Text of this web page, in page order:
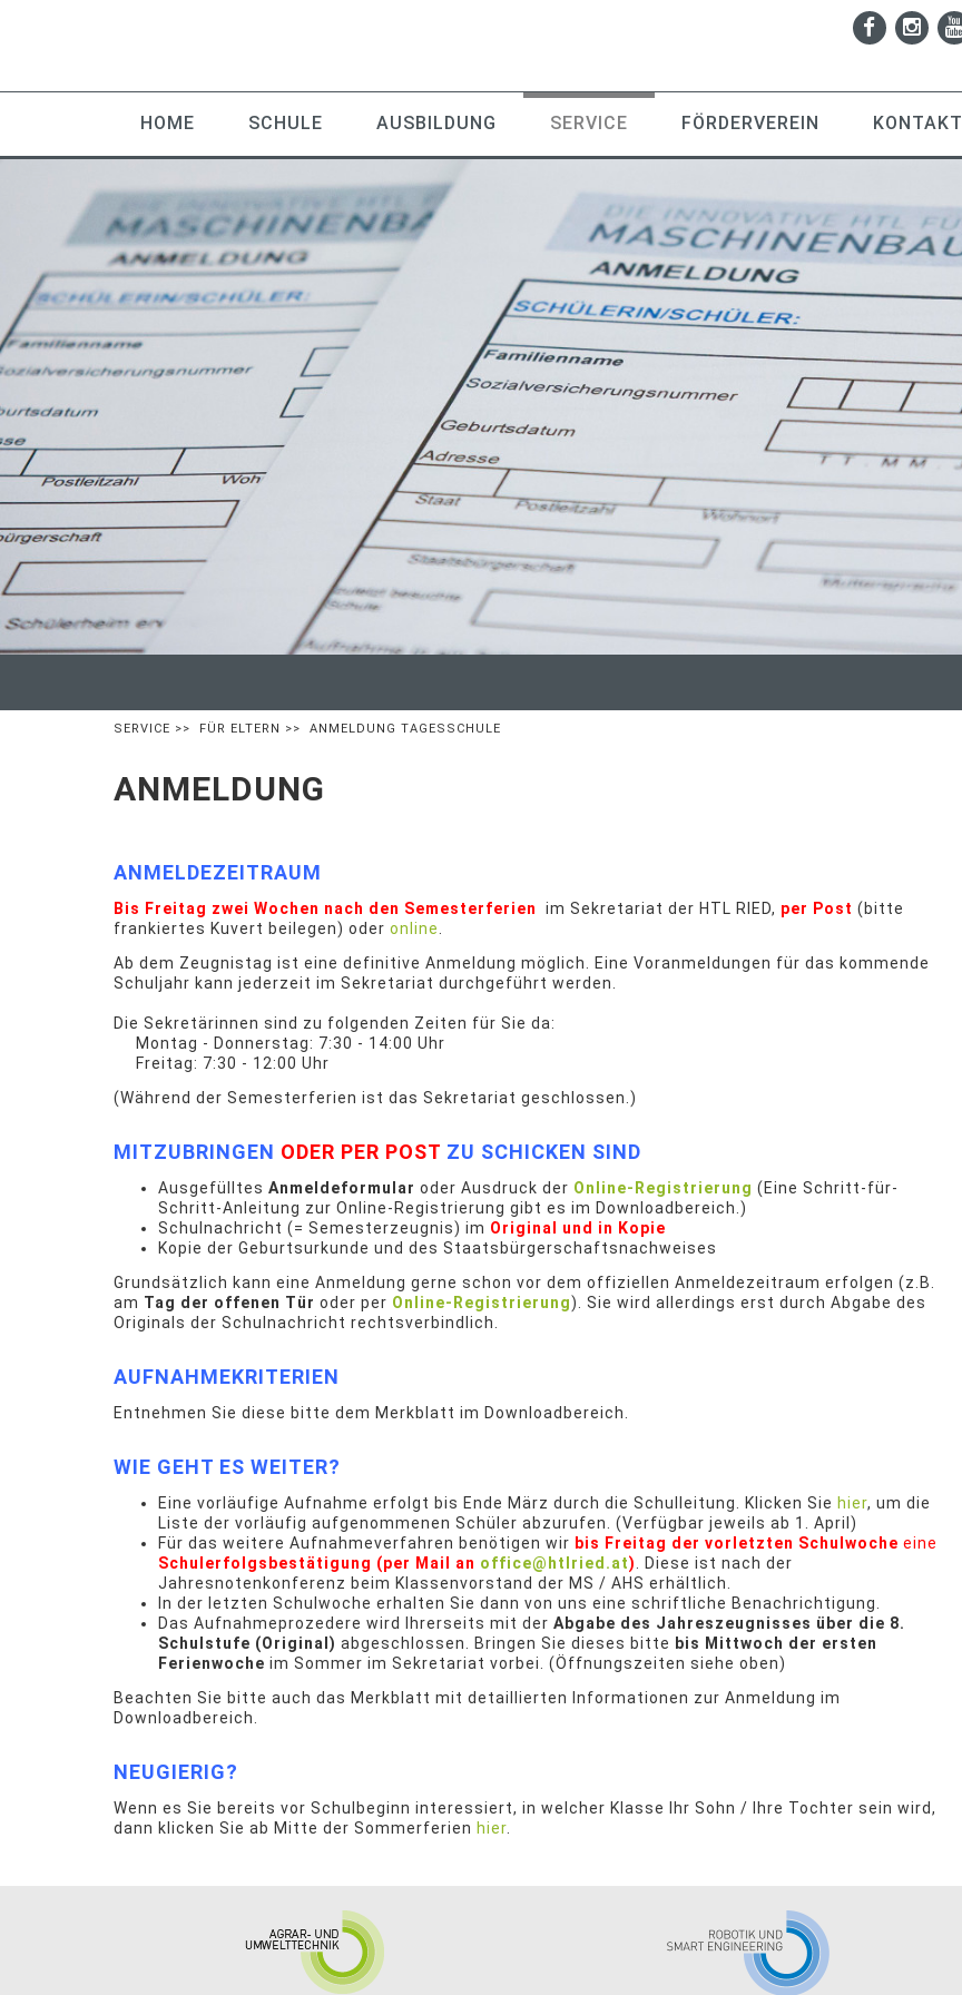
HOME SCHULE AUSBILDUNG SERVICE FÖRDERVEREIN KONTAKT
SERVICE >> FÜR ELTERN >> ANMELDUNG TAGESSCHULE
ANMELDUNG
ANMELDEZEITRAUM
Bis Freitag zwei Wochen nach den Semesterferien im Sekretariat der HTL RIED, per Post (bitte
frankiertes Kuvert beilegen) oder online
Ab dem Zeugnistag ist eine definitive Anmeldung möglich. Eine Voranmeldungen für das kommende
Schuljahr kann jederzeit im Sekretariat durchgeführt werden.
Die Sekretärinnen sind zu folgenden Zeiten für Sie da:
Montag - Donnerstag: 7:30 - 14:00 Uhr
Freitag: 7:30 - 12:00 Uhr
(Während der Semesterferien ist das Sekretariat geschlossen.)
MITZUBRINGEN ODER PER POST ZU SCHICKEN SIND
Ausgefülltes Anmeldeformular oder Ausdruck der Online-Registrierung (Eine Schritt-für-
Schritt-Anleitung zur Online-Registrierung gibt es im Downloadbereich.)
Schulnachricht (= Semesterzeugnis) im Original und in Kopie
Kopie der Geburtsurkunde und des Staatsbürgerschaftsnachweises
Grundsätzlich kann eine Anmeldung gerne schon vor dem offiziellen Anmeldezeitraum erfolgen (z.B.
am Tag der offenen Tür oder per Online-Registrierung). Sie wird allerdings erst durch Abgabe des
Originals der Schulnachricht rechtsverbindlich.
AUFNAHMEKRITERIEN
Entnehmen Sie diese bitte dem Merkblatt im Downloadbereich.
WIE GEHT ES WEITER?
Eine vorläufige Aufnahme erfolgt bis Ende März durch die Schulleitung. Klicken Sie hier, um die
Liste der vorläufig aufgenommenen Schüler abzurufen. (Verfügbar jeweils ab 1. April)
Für das weitere Aufnahmeverfahren benötigen wir bis Freitag der vorletzten Schulwoche eine
Schulerfolgsbestätigung (per Mail an office@htlried.at)
. Diese ist nach der
Jahresnotenkonferenz beim Klassenvorstand der MS / AHS erhältlich.
In der letzten Schulwoche erhalten Sie dann von uns eine schriftliche Benachrichtigung.
Das Aufnahmeprozedere wird Ihrerseits mit der Abgabe des Jahreszeugnisses über die 8.
Schulstufe (Original) abgeschlossen. Bringen Sie dieses bitte bis Mittwoch der ersten
Ferienwoche im Sommer im Sekretariat vorbei. (Öffnungszeiten siehe oben)
Beachten Sie bitte auch das Merkblatt mit detaillierten Informationen zur Anmeldung im
Downloadbereich.
NEUGIERIG?
Wenn es Sie bereits vor Schulbeginn interessiert, in welcher Klasse Ihr Sohn / Ihre Tochter sein wird,
dann klicken Sie ab Mitte der Sommerferien hier